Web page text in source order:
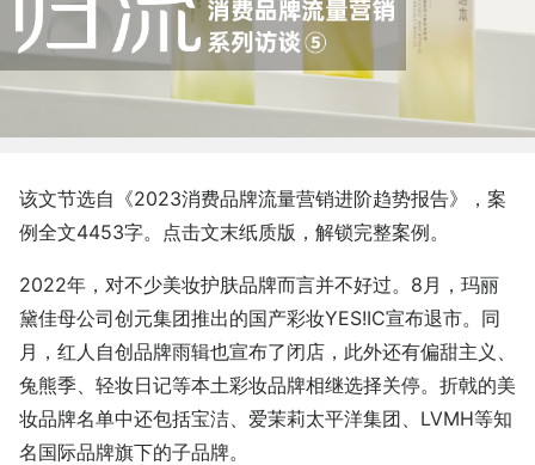
该文节选自《2023消费品牌流量营销进阶趋势报告》，案
例全文4453字。点击文末纸质版，解锁完整案例。
2022年，对不少美妆护肤品牌而言并不好过。8月，玛丽
黛佳母公司创元集团推出的国产彩妆YES!IC宣布退市。同
月，红人自创品牌雨辑也宣布了闭店，此外还有偏甜主义、
兔熊季、轻妆日记等本土彩妆品牌相继选择关停。折戟的美
妆品牌名单中还包括宝洁、爱茉莉太平洋集团、LVMH等知
名国际品牌旗下的子品牌。